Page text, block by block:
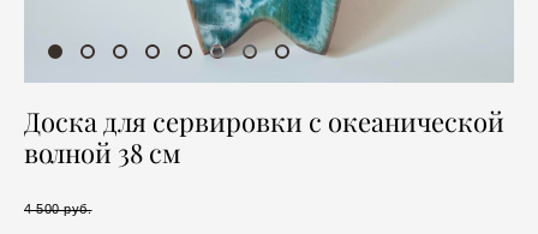
Доска для сервировки с океанической
волной 38 см
4 500 pуб.